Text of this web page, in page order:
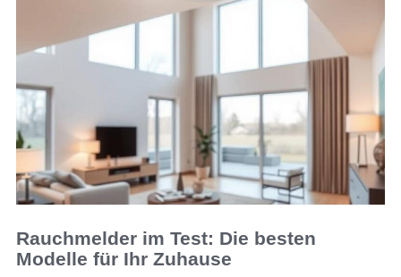
Rauchmelder im Test: Die besten
Modelle für Ihr Zuhause